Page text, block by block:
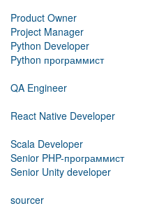
Product Owner
Project Manager
Python Developer
Python программист
QA Engineer
React Native Developer
Scala Developer
Senior PHP-программист
Senior Unity developer
sourcer